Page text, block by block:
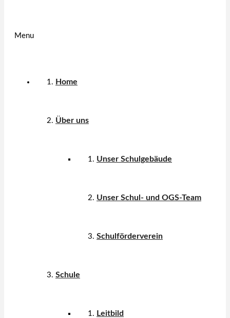
Menu
Home
Über uns
Unser Schulgebäude
Unser Schul- und OGS-Team
Schulförderverein
Schule
Leitbild